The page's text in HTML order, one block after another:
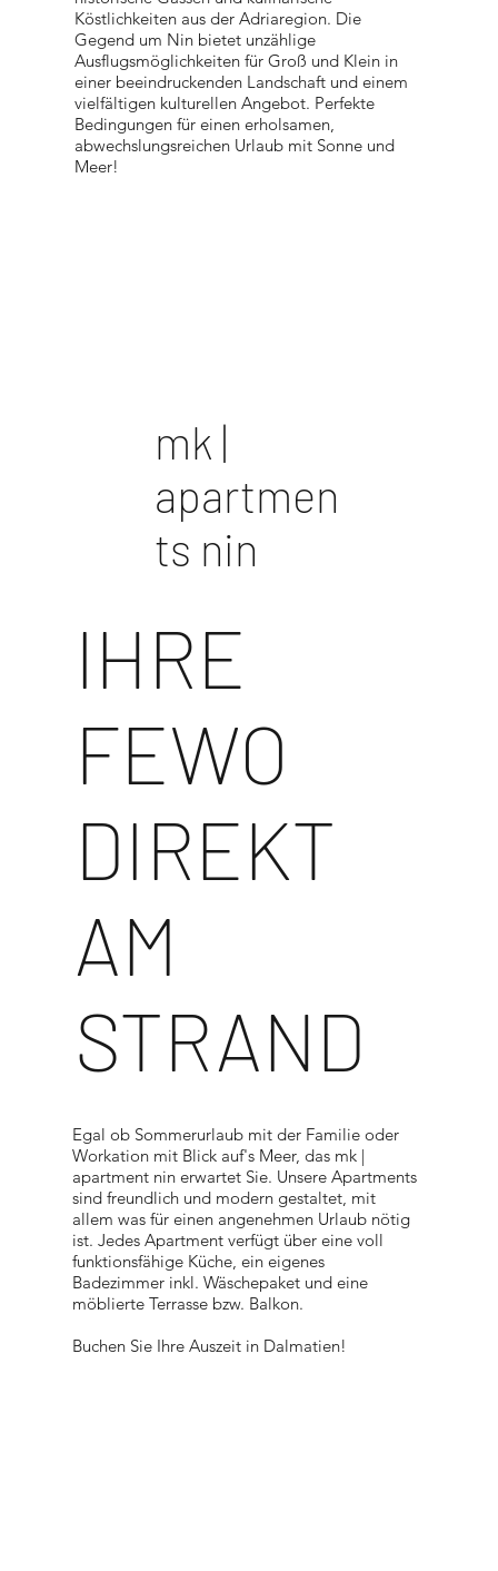
​mk |
apartmen
ts nin
IHRE
FEWO
DIREKT
AM
STRAND
Egal ob Sommerurlaub mit der Familie oder
Workation mit Blick auf's Meer, das mk |
apartment nin erwartet Sie. Unsere Apartments
sind freundlich und modern gestaltet, mit
allem was für einen angenehmen Urlaub nötig
ist. Jedes Apartment verfügt über eine voll
funktionsfähige Küche, ein eigenes
Badezimmer inkl. Wäschepaket und eine
möblierte Terrasse bzw. Balkon.
Buchen Sie Ihre Auszeit in Dalmatien!
Köstlichkeiten aus der Adriaregion. Die
Gegend um Nin bietet unzählige
Ausflugsmöglichkeiten für Groß und Klein in
einer beeindruckenden Landschaft und einem
vielfältigen kulturellen Angebot. Perfekte
Bedingungen für einen erholsamen,
abwechslungsreichen Urlaub mit Sonne und
Meer!